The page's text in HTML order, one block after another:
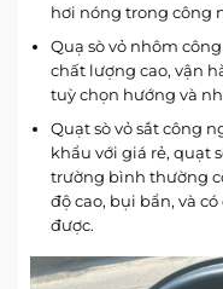
hơi nóng trong công
Quạ sò vỏ nhôm
chất lượng cao, vận
tuỳ chọn hướng và
Quạt sò vỏ sắt công
khẩu với giá rẻ, quạt
trường bình thường
độ cao, bụi bẩn, và
được.